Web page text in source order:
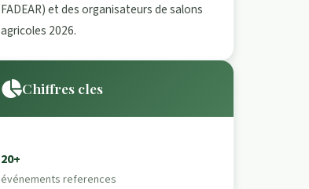
FADEAR) et des organisateurs de salons
agricoles 2026.
Chiffres cles
20+
événements references